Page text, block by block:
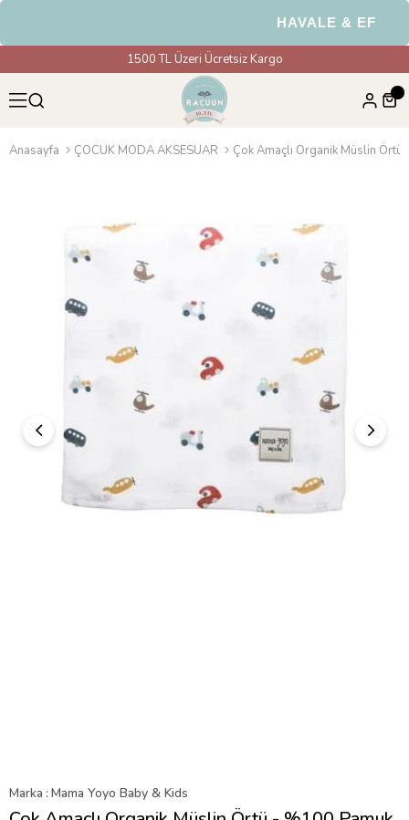
HAVALE & EFT
1500 TL Üzeri Ücretsiz Kargo
Anasayfa ÇOCUK MODA AKSESUAR
Marka : Mama Yoyo Baby & Kids